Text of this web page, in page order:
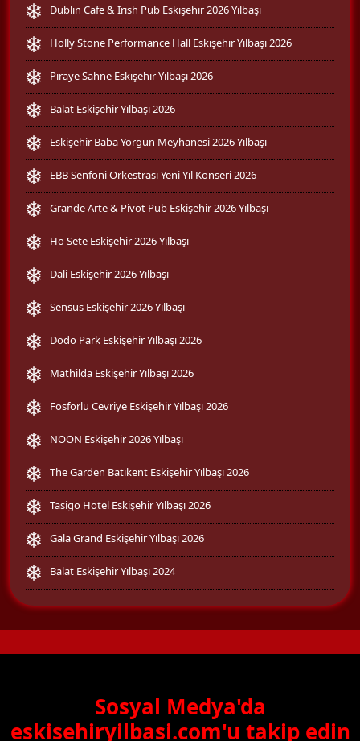
Dublin Cafe & Irish Pub Eskişehir 2026 Yılbaşı
Holly Stone Performance Hall Eskişehir Yılbaşı 2026
Piraye Sahne Eskişehir Yılbaşı 2026
Balat Eskişehir Yılbaşı 2026
Eskişehir Baba Yorgun Meyhanesi 2026 Yılbaşı
EBB Senfoni Orkestrası Yeni Yıl Konseri 2026
Grande Arte & Pivot Pub Eskişehir 2026 Yılbaşı
Ho Sete Eskişehir 2026 Yılbaşı
Dali Eskişehir 2026 Yılbaşı
Sensus Eskişehir 2026 Yılbaşı
Dodo Park Eskişehir Yılbaşı 2026
Mathilda Eskişehir Yılbaşı 2026
Fosforlu Cevriye Eskişehir Yılbaşı 2026
NOON Eskişehir 2026 Yılbaşı
The Garden Batıkent Eskişehir Yılbaşı 2026
Tasigo Hotel Eskişehir Yılbaşı 2026
Gala Grand Eskişehir Yılbaşı 2026
Balat Eskişehir Yılbaşı 2024
Sosyal Medya'da
eskisehiryilbasi.com'u takip edin